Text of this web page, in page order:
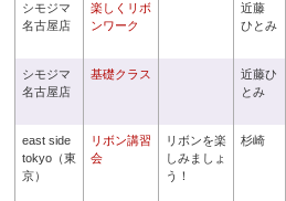
シモジマ
名古屋店
楽しくリボ
ンワーク
近藤
ひとみ
シモジマ
名古屋店
基礎クラス
近藤ひ
とみ
east side
tokyo（東
京）
リボン講習
会
リボンを楽
しみましょ
う！
杉崎